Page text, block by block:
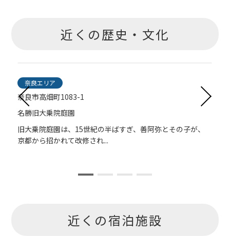
近くの歴史・文化
奈良エリア
奈良市高畑町1083-1
名勝旧大乗院庭園
旧大乗院庭園は、15世紀の半ばすぎ、善阿弥とその子が、
京都から招かれて改修され...
近くの宿泊施設